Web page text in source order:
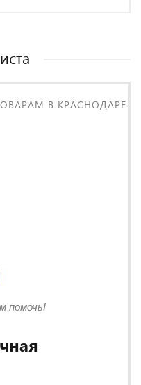
В КРАСНОДАРЕ
помочь!